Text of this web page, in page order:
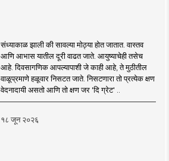
संध्याकाळ झाली की सावल्या मोठ्या होत जातात. वास्तव
आणि आभास यातील दूरी वाढत जाते. आयुष्याचेही तसेच
आहे. दिवसागणिक आपल्यापाशी जे काही आहे, ते मुठीतील
वाळूप्रमाणे हळूवार निसटत जाते. निसटणारा तो प्रत्येक क्षण
वेदनादायी असतो आणि तो क्षण जर 'दि ग्रेट' ..
१८ जून २०२६